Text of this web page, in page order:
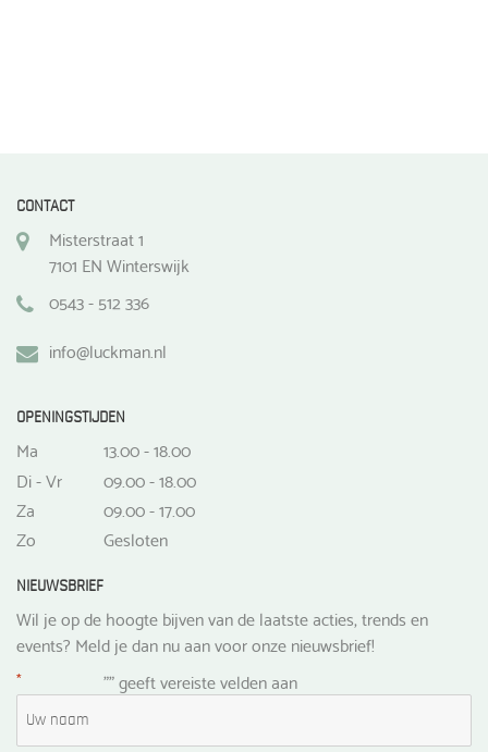
CONTACT
Misterstraat 1
7101 EN Winterswijk
0543 - 512 336
info@luckman.nl
OPENINGSTIJDEN
Ma
13.00 - 18.00
Di - Vr
09.00 - 18.00
Za
09.00 - 17.00
Zo
Gesloten
NIEUWSBRIEF
Wil je op de hoogte bijven van de laatste acties, trends en
events? Meld je dan nu aan voor onze nieuwsbrief!
"
* " geeft vereiste velden aan